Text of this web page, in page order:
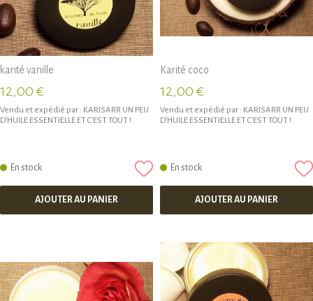
karité vanille
12,00 €
Vendu et expédié par : KARISARR UN PEU
D'HUILE ESSENTIELLE ET C'EST TOUT !
En stock
AJOUTER AU PANIER
Karité coco
12,00 €
Vendu et expédié par : KARISARR UN PEU
D'HUILE ESSENTIELLE ET C'EST TOUT !
En stock
AJOUTER AU PANIER